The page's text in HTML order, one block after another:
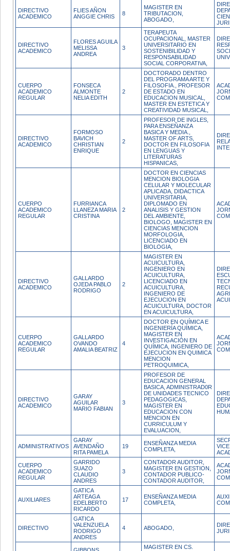
DIRECTIVO
ACADEMICO
FLIES AÑON
ANGGIE CHRIS
8
MAGISTER EN
TRIBUTACION,
ABOGADO,
DIRECTIVO
ACADEMICO
FLORES AGUILA
MELISSA
ANDREA
3
TERAPEUTA
OCUPACIONAL, MASTER
UNIVERSITARIO EN
SOSTENIBILIDAD Y
RESPONSABILIDAD
SOCIAL CORPORATIVA,
CUERPO
ACADEMICO
REGULAR
FONSECA
ALMONTE
NELIA EDITH
2
DOCTORADO DENTRO
DEL PROGRAMA ARTE Y
FILOSOFIA., PROFESOR
DE ESTADO EN
EDUCACION MUSICAL,
MASTER EN ESTETICA Y
CREATIVIDAD MUSICAL,
DIRECTIVO
ACADEMICO
FORMOSO
BAVICH
CHRISTIAN
ENRIQUE
2
PROFESOR DE INGLES,
PARA ENSEÑANZA
BASICA Y MEDIA.,
MASTER OF ARTS,
DOCTOR EN FILOSOFIA
EN LENGUAS Y
LITERATURAS
HISPANICAS,
CUERPO
ACADEMICO
REGULAR
FURRIANCA
LLANEZA MARIA
CRISTINA
2
DOCTOR EN CIENCIAS
MENCION BIOLOGIA
CELULAR Y MOLECULAR
APLICADA, DIDACTICA
UNIVERSITARIA,
DIPLOMADO EN
ANALISIS Y GESTION
DEL AMBIENTE,
BIOLOGO, MAGISTER EN
CIENCIAS MENCION
MORFOLOGIA,
LICENCIADO EN
BIOLOGIA,
DIRECTIVO
ACADEMICO
GALLARDO
OJEDA PABLO
RODRIGO
2
MAGISTER EN
ACUICULTURA,
INGENIERO EN
ACUICULTURA,
LICENCIADO EN
ACUICULTURA,
INGENIERO DE
EJECUCION EN
ACUICULTURA, DOCTOR
EN ACUICULTURA,
CUERPO
ACADEMICO
REGULAR
GALLARDO
OVANDO
AMALIA BEATRIZ
4
DOCTOR EN QUÍMICA E
INGENIERÍA QUÍMICA,
MAGISTER EN
INVESTIGACIÓN EN
QUÍMICA, INGENIERO DE
EJECUCION EN QUIMICA
MENCION
PETROQUIMICA,
DIRECTIVO
ACADEMICO
GARAY
AGUILAR
MARIO FABIAN
3
PROFESOR DE
EDUCACION GENERAL
BASICA, ADMINISTRAD0R
DE UNIDADES TECNICO
PEDAGOGICAS,
MAGISTER EN
EDUCACION CON
MENCION EN
CURRICULUM Y
EVALUACION,
ADMINISTRATIVOS
GARAY
AVENDAÑO
RITA PAMELA
19
ENSEÑANZA MEDIA
COMPLETA,
CUERPO
ACADEMICO
REGULAR
GARRIDO
SUAZO
CLAUDIO
ANDRES
3
CONTADOR AUDITOR,
MAGISTER EN GESTION,
CONTADOR PUBLICO-
CONTADOR AUDITOR,
AUXILIARES
GATICA
ARTEAGA
EDELBERTO
RICARDO
17
ENSEÑANZA MEDIA
COMPLETA,
DIRECTIVO
GATICA
VALENZUELA
RODRIGO
ANDRES
4 ABOGADO,
MAGISTER EN CS.